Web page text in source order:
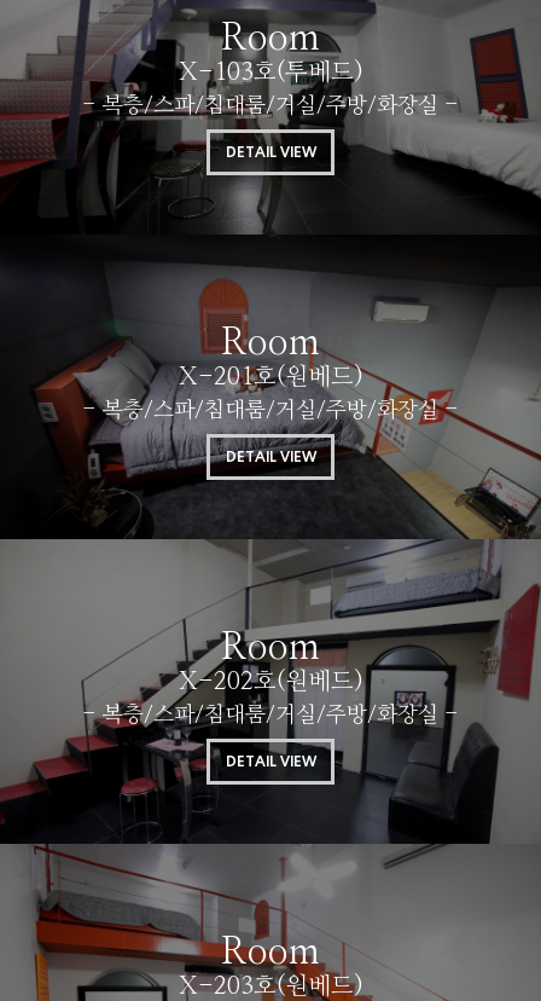
Room
X-103호(투베드)
- 복층/스파/침대룸/거실/주방/화장실 -
DETAIL VIEW
Room
X-201호(원베드)
- 복층/스파/침대룸/거실/주방/화장실 -
DETAIL VIEW
Room
X-202호(원베드)
- 복층/스파/침대룸/거실/주방/화장실 -
DETAIL VIEW
Room
X-203호(원베드)